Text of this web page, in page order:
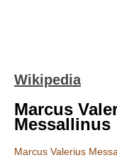
Wikipedia
Marcus
Messallinus
Marcus Valerius